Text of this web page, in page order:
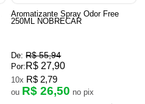
Aromatizante Spray Odor Free
250ML NOBRECAR
De: R$ 55,94
Por: R$ 27,90
10x R$ 2,79
ou R$ 26,50 no pix